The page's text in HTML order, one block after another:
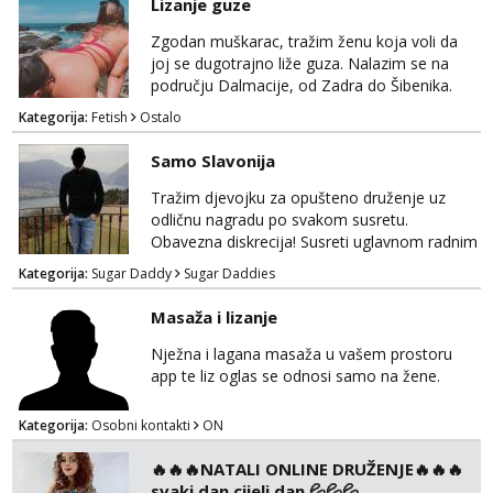
Čekam tvoj poziv!
Tel: 064/677-677 - Kod: #128
tel:0,93€ - mob:1,12€ min
Zara
Čekam tvoj poziv!
Tel:064/677-677
- Kod: #123
tel:0,93€ - mob:1,12€ min
Anđela
Čekam tvoj poziv!
tel:0,93€ - mob:1,12€ min
Lizanje guze
Zgodan muškarac, tražim ženu koja voli da
joj se dugotrajno liže guza. Nalazim se na
području Dalmacije, od Zadra do Šibenika.
Kategorija: Fetish Ostalo
Samo Slavonija
Tražim djevojku za opušteno druženje uz
odličnu nagradu po svakom susretu.
Obavezna diskrecija! Susreti uglavnom radnim
danima tijekom dana ali nije uvjet. Samo
Slavonija. osmarios984@gmail.com
Kategorija: Sugar Daddy Sugar Daddies
Masaža i lizanje
Nježna i lagana masaža u vašem prostoru
app te liz oglas se odnosi samo na žene.
Kategorija: Osobni kontakti ON
🔥🔥🔥NATALI ONLINE DRUŽENJE🔥🔥🔥